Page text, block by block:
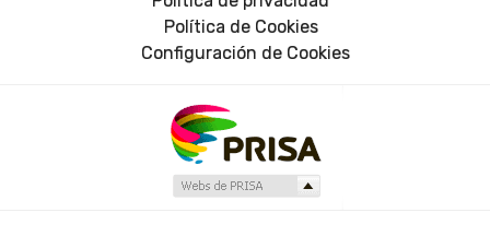
Política de Cookies
Configuración de Cookies